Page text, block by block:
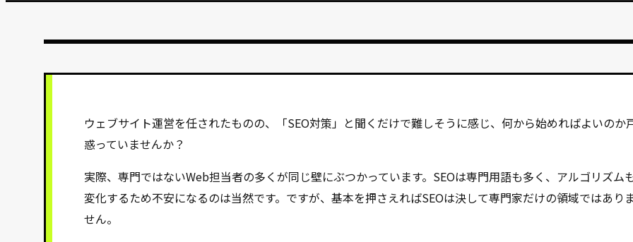
ウェブサイト運営を任されたものの、「SEO対策」と聞くだけで難しそうに感じ、何から始めればよいのか
惑っていませんか？
実際、専門ではないWeb担当者の多くが同じ壁にぶつかっています。SEOは専門用語も多く、アルゴリズム
変化するため不安になるのは当然です。ですが、基本を押さえればSEOは決して専門家だけの領域ではあり
せん。